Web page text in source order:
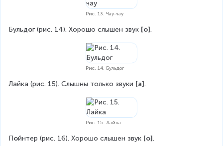
Рис. 13. Чау-чау
Бульдог (рис. 14). Хорошо слышен звук [о].
Рис. 14. Бульдог
Лайка (рис. 15). Слышны только звуки [а].
Рис. 15. Лайка
Пойнтер (рис. 16). Хорошо слышен звук [о].